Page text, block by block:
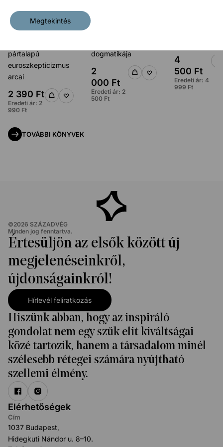
Ellenzők, kritikusok,
pártalapú
euroszkepticizmus
arcai
2 390 Ft
Eredeti ár: 2
990 Ft
dogmatikája
2
000 Ft
Eredeti ár: 2
500 Ft
4
500 Ft
Eredeti ár: 4
999 Ft
TOVÁBBI KÖNYVEK
©2026 SZÁZADVÉG
Minden jog fenntartva.
Értesüljön az elsők között új
megjelenéseinkről,
újdonságainkról!
Hírlevél feliratkozás
Hiszünk abban, hogy az inspiráló
gondolat nem egy szűk elit kiváltságai
közé tartozik, hanem a társadalom minél
szélesebb rétegei számára nyújtható
szellemi élmény.
Elérhetőségek
Cím
1037 Budapest,
Hidegkuti Nándor u. 8–10.
Megtekintés